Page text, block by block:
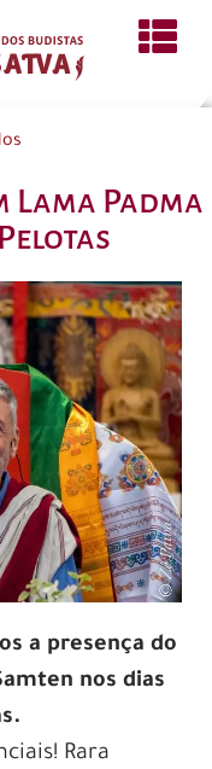
Padma
a presença do
nos dias
Rara